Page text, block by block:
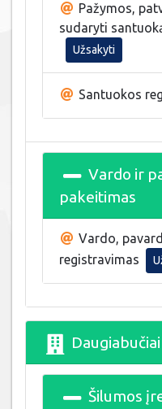
Pažymos,
sudaryti
Užsakyti
Santuokos
Vardo ir
pakeitimas
Vardo,
registravimas
Šilumos